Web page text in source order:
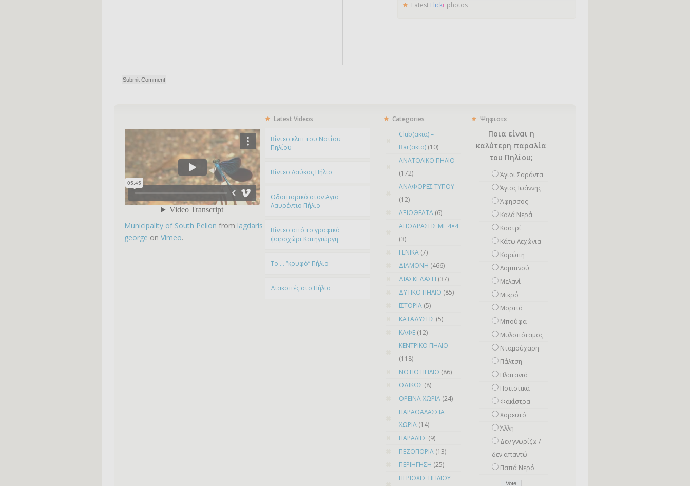
Latest Flickr photos
Municipality of South Pelion from lagdaris
george on Vimeo.
Latest Videos
Bίντεο κλιπ του Νοτίου
Πηλίου
Βίντεο Λαύκος Πήλιο
Οδοιπορικό στον Αγιο
Λαυρέντιο Πήλιο
Βίντεο από το γραφικό
ψαροχώρι Kατηγιώργη
To … “κρυφό” Πήλιο
Διακοπές στο Πήλιο
Categories
Club(ακια) –
Bar(ακια) (10)
ΑΝΑΤΟΛΙΚΟ ΠΗΛΙΟ
(172)
ΑΝΑΦΟΡΕΣ ΤΥΠΟΥ
(12)
ΑΞΙΟΘΕΑΤΑ (6)
ΑΠΟΔΡΑΣΕΙΣ ΜΕ 4×4
(3)
ΓΕΝΙΚΑ (7)
ΔΙΑΜΟΝΗ (466)
ΔΙΑΣΚΕΔΑΣΗ (37)
ΔΥΤΙΚΟ ΠΗΛΙΟ (85)
ΙΣΤΟΡΙΑ (5)
ΚΑΤΑΔΥΣΕΙΣ (5)
ΚΑΦΕ (12)
ΚΕΝΤΡΙΚΟ ΠΗΛΙΟ
(118)
ΝΟΤΙΟ ΠΗΛΙΟ (86)
ΟΔΙΚΩΣ (8)
ΟΡΕΙΝΑ ΧΩΡΙΑ (24)
ΠΑΡΑΘΑΛΑΣΣΙΑ
ΧΩΡΙΑ (14)
ΠΑΡΑΛΙΕΣ (9)
ΠΕΖΟΠΟΡΙΑ (13)
ΠΕΡΙΗΓΗΣΗ (25)
ΠΕΡΙΟΧΕΣ ΠΗΛΙΟΥ
Ψηφιστε
Ποια είναι η
καλύτερη παραλία
του Πηλίου;
Άγιοι Σαράντα
Άγιος Ιωάννης
Άφησσος
Καλά Νερά
Καστρί
Κάτω Λεχώνια
Κορώπη
Λαμπινού
Μελανί
Μικρό
Mορτιά
Μπούφα
Μυλοπόταμος
Νταμούχαρη
Πάλτση
Πλατανιά
Ποτιστικά
Φακίστρα
Χορευτό
Άλλη
Δεν γνωρίζω /
δεν απαντώ
Παπά Νερό